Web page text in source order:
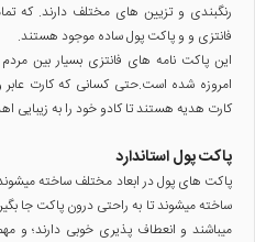
رنگبندی و تزیین های مختلف دارند. که
فانتزی و و پاکت پول ساده موجود هستند.
این پاکت نامه های فانتزی بسیار بین
امروزه شده است.حتی کسانی که کارت
کارت هدیه هستند تا کادو خود را به زیبایی
پاکت پول استاندارد
پاکت های پول در ابعاد مختلف ساخته
ساخته میشوند تا به راحتی درون پاکت جا
میباشند و انعطاف پذیری خوبی دارند؛ و